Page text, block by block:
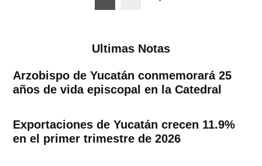
Ultimas Notas
Arzobispo de Yucatán conmemorará 25
años de vida episcopal en la Catedral
Exportaciones de Yucatán crecen 11.9%
en el primer trimestre de 2026